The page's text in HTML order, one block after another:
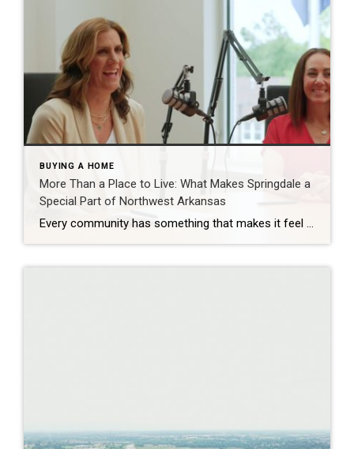
BUYING A HOME
More Than a Place to Live: What Makes Springdale a
Special Part of Northwest Arkansas
Every community has something that makes it feel like home. For Springdale, Arkansas, it’s the people, the culture, and the strong sense of connection that continues to bring residents together. As one of the largest cities in Northwest Arkansas, Springdale offers a unique blend of history, diversity, outdoor spaces, local businesses, and opportunities for growth. […]